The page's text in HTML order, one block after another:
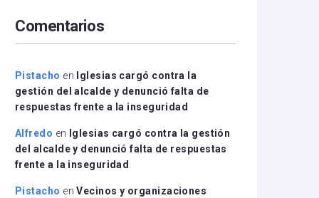
disminuir
el
Comentarios
Pistacho en
Iglesias cargó contra la
gestión del alcalde y denunció falta de
respuestas frente a la inseguridad
Alfredo en
Iglesias cargó contra la gestión
del alcalde y denunció falta de respuestas
frente a la inseguridad
Pistacho enVecinos y organizaciones